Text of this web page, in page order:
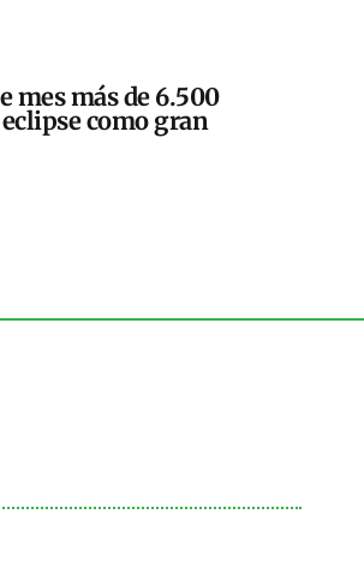
mes más de 6.500
como gran